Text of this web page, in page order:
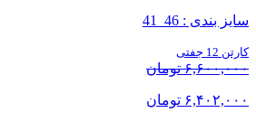
سایز بندی : 46_41
کارتن 12 جفتی
۶,۶۰۰,۰۰۰ تومان
۶,۴۰۲,۰۰۰ تومان